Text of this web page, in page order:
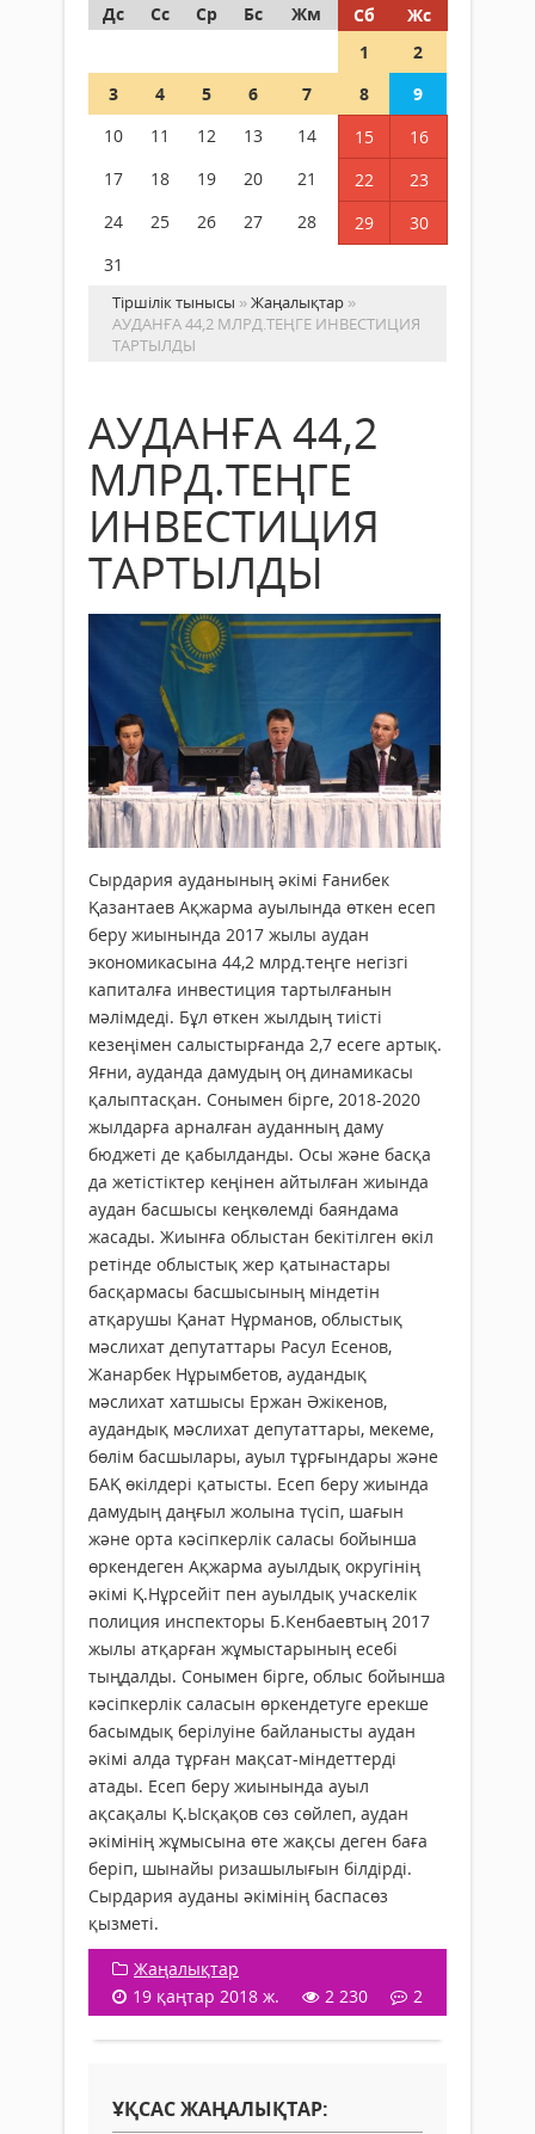
Дс
Сс Ср Бс Жм Сб
Жс
1
2
3
4 5 6 7 8
9
10
11 12 13 14 15
16
17
18 19 20 21 22
23
24
25 26 27 28 29
30
31
Тіршілік тынысы »Жаңалықтар »
АУДАНҒА 44,2 МЛРД.ТЕҢГЕ ИНВЕСТИЦИЯ
ТАРТЫЛДЫ
АУДАНҒА 44,2
МЛРД.ТЕҢГЕ
ИНВЕСТИЦИЯ
ТАРТЫЛДЫ
Сырдария ауданының әкімі Ғанибек
Қазантаев Ақжарма ауылында өткен есеп
беру жиынында 2017 жылы аудан
экономикасына 44,2 млрд.теңге негізгі
капиталға инвестиция тартылғанын
мәлімдеді. Бұл өткен жылдың тиісті
кезеңімен салыстырғанда 2,7 есеге артық.
Яғни, ауданда дамудың оң динамикасы
қалыптасқан. Сонымен бірге, 2018-2020
жылдарға арналған ауданның даму
бюджеті де қабылданды. Осы және басқа
да жетістіктер кеңінен айтылған жиында
аудан басшысы кеңкөлемді баяндама
жасады. Жиынға облыстан бекітілген өкіл
ретінде облыстық жер қатынастары
басқармасы басшысының міндетін
атқарушы Қанат Нұрманов, облыстық
мәслихат депутаттары Расул Есенов,
Жанарбек Нұрымбетов, аудандық
мәслихат хатшысы Ержан Әжікенов,
аудандық мәслихат депутаттары, мекеме,
бөлім басшылары, ауыл тұрғындары және
БАҚ өкілдері қатысты. Есеп беру жиында
дамудың даңғыл жолына түсіп, шағын
және орта кәсіпкерлік саласы бойынша
өркендеген Ақжарма ауылдық округінің
әкімі Қ.Нұрсейіт пен ауылдық учаскелік
полиция инспекторы Б.Кенбаевтың 2017
жылы атқарған жұмыстарының есебі
тыңдалды. Сонымен бірге, облыс бойынша
кәсіпкерлік саласын өркендетуге ерекше
басымдық берілуіне байланысты аудан
әкімі алда тұрған мақсат-міндеттерді
атады. Есеп беру жиынында ауыл
ақсақалы Қ.Ысқақов сөз сөйлеп, аудан
әкімінің жұмысына өте жақсы деген баға
беріп, шынайы ризашылығын білдірді.
Сырдария ауданы әкімінің баспасөз
қызметі.
Жаңалықтар
19 қаңтар 2018 ж.
2 230 2
ҰҚСАС ЖАҢАЛЫҚТАР: